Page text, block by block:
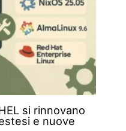
si rinnovano
e nuove